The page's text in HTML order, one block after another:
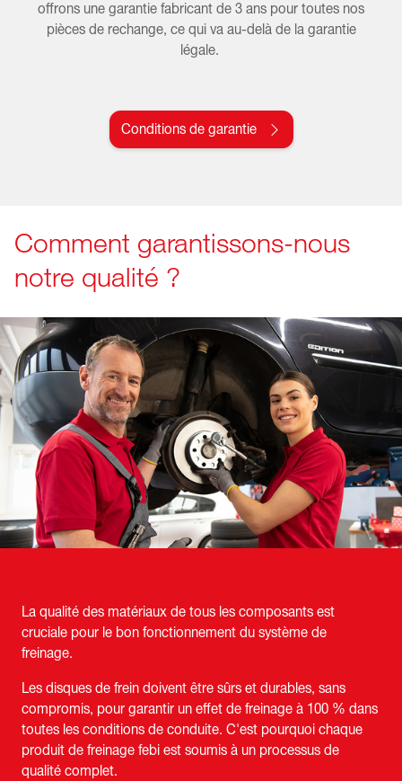
offrons une garantie fabricant de 3 ans pour toutes nos
pièces de rechange, ce qui va au-delà de la garantie
légale.
Conditions de garantie
Comment garantissons-nous
notre qualité ?
La qualité des matériaux de tous les composants est
cruciale pour le bon fonctionnement du système de
freinage.
Les disques de frein doivent être sûrs et durables, sans
compromis, pour garantir un effet de freinage à 100 % dans
toutes les conditions de conduite. C'est pourquoi chaque
produit de freinage febi est soumis à un processus de
qualité complet.